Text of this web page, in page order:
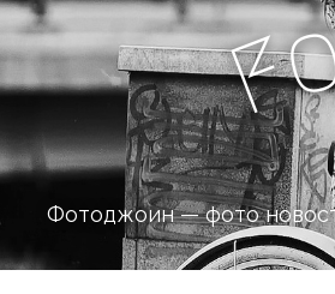
F
Фотоджоин — фото